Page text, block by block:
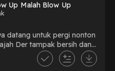
Up Malah Blow Up
datang untuk pergi nonton
Der tampak bersih dan
menanyakan rahasianya.
masker wajah, Bre pun